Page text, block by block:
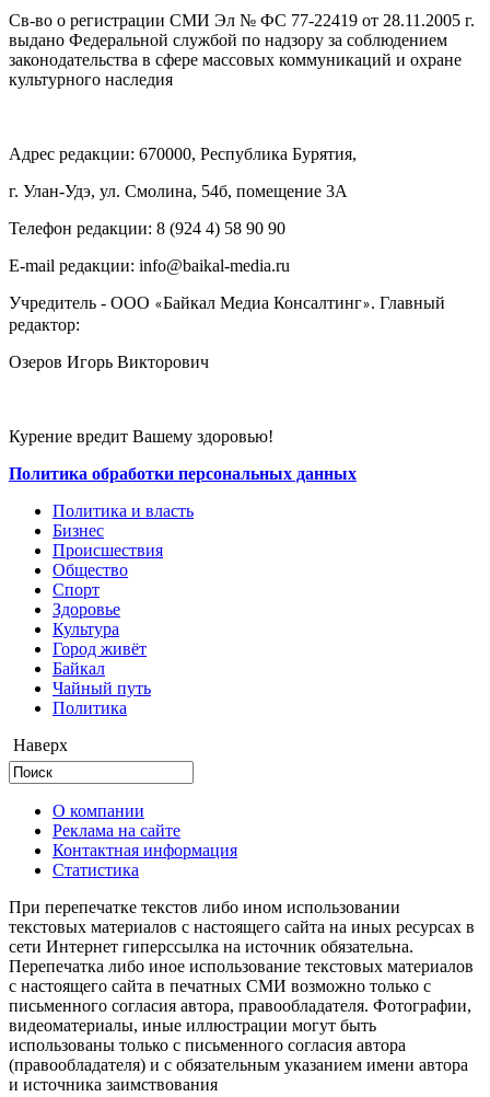
Св-во о регистрации СМИ Эл № ФС 77-22419 от 28.11.2005 г.
выдано Федеральной службой по надзору за соблюдением
законодательства в сфере массовых коммуникаций и охране
культурного наследия
Адрес редакции: 670000, Республика Бурятия,
г. Улан-Удэ, ул. Смолина, 54б, помещение 3А
Телефон редакции: ‎‎8 (924 4) 58 90 90
E-mail редакции: info@baikal-media.ru
Учредитель - ООО «Байкал Медиа Консалтинг». Главный
редактор:
Озеров Игорь Викторович
Курение вредит Вашему здоровью!
Политика обработки персональных данных
Политика и власть
Бизнес
Происшествия
Общество
Cпорт
Здоровье
Культура
Город живёт
Байкал
Чайный путь
Политика
Наверх
О компании
Реклама на сайте
Контактная информация
Статистика
При перепечатке текстов либо ином использовании
текстовых материалов с настоящего сайта на иных ресурсах в
сети Интернет гиперссылка на источник обязательна.
Перепечатка либо иное использование текстовых материалов
с настоящего сайта в печатных СМИ возможно только с
письменного согласия автора, правообладателя. Фотографии,
видеоматериалы, иные иллюстрации могут быть
использованы только с письменного согласия автора
(правообладателя) и с обязательным указанием имени автора
и источника заимствования